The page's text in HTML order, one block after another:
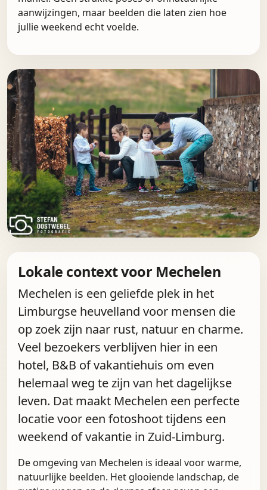
aanwijzingen, maar beelden die laten zien hoe
jullie weekend echt voelde.
Lokale context voor Mechelen
Mechelen is een geliefde plek in het
Limburgse heuvelland voor mensen die
op zoek zijn naar rust, natuur en charme.
Veel bezoekers verblijven hier in een
hotel, B&B of vakantiehuis om even
helemaal weg te zijn van het dagelijkse
leven. Dat maakt Mechelen een perfecte
locatie voor een fotoshoot tijdens een
weekend of vakantie in Zuid-Limburg.
De omgeving van Mechelen is ideaal voor warme,
natuurlijke beelden. Het glooiende landschap, de